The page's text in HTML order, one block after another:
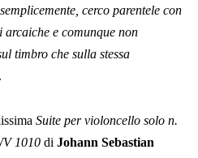
cerco parentele con
e comunque non
timbro che sulla stessa
Suite per violoncello solo n.
1010 di Johann Sebastian